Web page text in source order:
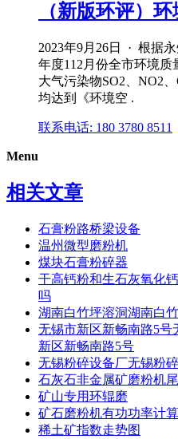
（新版环评）
2023年9月26日 · 根据
年度112月份全市环境
大气污染物SO2、NO2
均达到《环境空 .
联系电话: 180 3780 8511
Menu
相关文章
石膏粉路桥梁设备
温州微型磨粉机
煤块石膏粉碎器
干高钙粉和生石灰氧化
吗
湖南白竹坪溶洞湖南白
无锡市新区新畅南路5号
新区新畅南路5号
无锡粉碎设备厂无锡粉
石灰石非金属矿磨粉机
矿山专用环辊磨
矿石磨粉机有功功率计算
稀土矿指数走势图